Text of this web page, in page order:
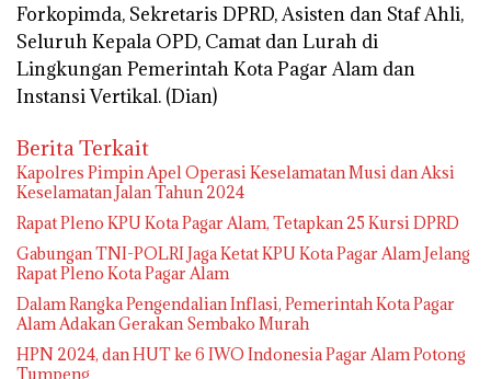
Forkopimda, Sekretaris DPRD, Asisten dan Staf Ahli,
Seluruh Kepala OPD, Camat dan Lurah di
Lingkungan Pemerintah Kota Pagar Alam dan
Instansi Vertikal. (Dian)
Berita Terkait
Kapolres Pimpin Apel Operasi Keselamatan Musi dan Aksi
Keselamatan Jalan Tahun 2024
Rapat Pleno KPU Kota Pagar Alam, Tetapkan 25 Kursi DPRD
Gabungan TNI-POLRI Jaga Ketat KPU Kota Pagar Alam Jelang
Rapat Pleno Kota Pagar Alam
Dalam Rangka Pengendalian Inflasi, Pemerintah Kota Pagar
Alam Adakan Gerakan Sembako Murah
HPN 2024, dan HUT ke 6 IWO Indonesia Pagar Alam Potong
Tumpeng